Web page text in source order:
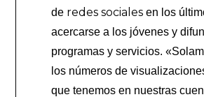
de redes sociales en los
acercarse a los jóvenes y
programas y servicios.
los números de
que tenemos en nuestras